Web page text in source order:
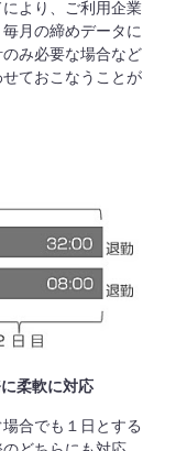
により、ご利用企業
月の締めデータに
み必要な場合など
ておこなうことが
柔軟に対応
合でも １ 日とする